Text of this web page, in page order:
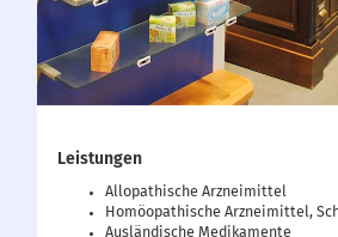
Leistungen
Allopathische Arzneimittel
Homöopathische Arzneimittel,
Ausländische Medikamente